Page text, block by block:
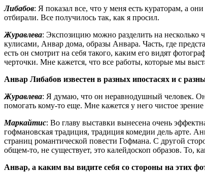
Либабов: Я показал все, что у меня есть кураторам, а
отбирали. Все получилось так, как я просил.
Журавлева: Экспозицию можно разделить на несколько
кулисами, Анвар дома, образы Анвара. Часть, где
есть он смотрит на себя такого, каким его видят
черточки. Мне кажется, что все работы, которые мы
Анвар Либабов известен в разных ипостасях и с
Журавлева: Я думаю, что он неравнодушный человек.
помогать кому-то еще. Мне кажется у него чистое
Маркайтис: Во главу выставки вынесена очень
гофмановская традиция, традиция комедии дель арте.
страниц романтической повести Гофмана. С другой
общем-то, не существует, это калейдоскоп образов. То,
Анвар, а каким вы видите себя со стороны на этих